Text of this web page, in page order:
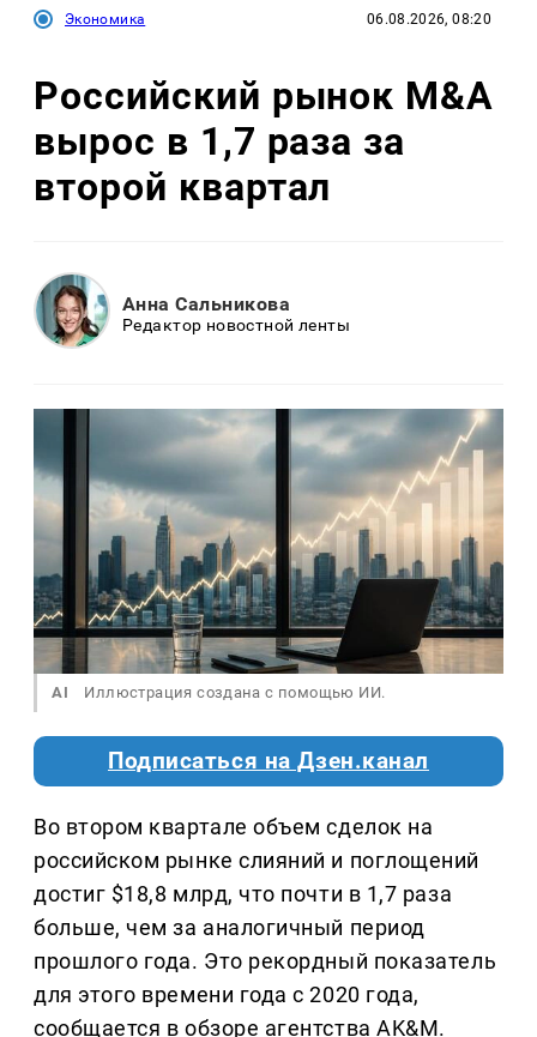
Экономика 06.08.2026, 08:20
Российский рынок M&A
вырос в 1,7 раза за
второй квартал
Анна Сальникова
Редактор новостной ленты
AI Иллюстрация создана с помощью ИИ.
Подписаться на Дзен.канал
Во втором квартале объем сделок на
российском рынке слияний и поглощений
достиг $18,8 млрд, что почти в 1,7 раза
больше, чем за аналогичный период
прошлого года. Это рекордный показатель
для этого времени года с 2020 года,
сообщается в обзоре агентства AK&M.